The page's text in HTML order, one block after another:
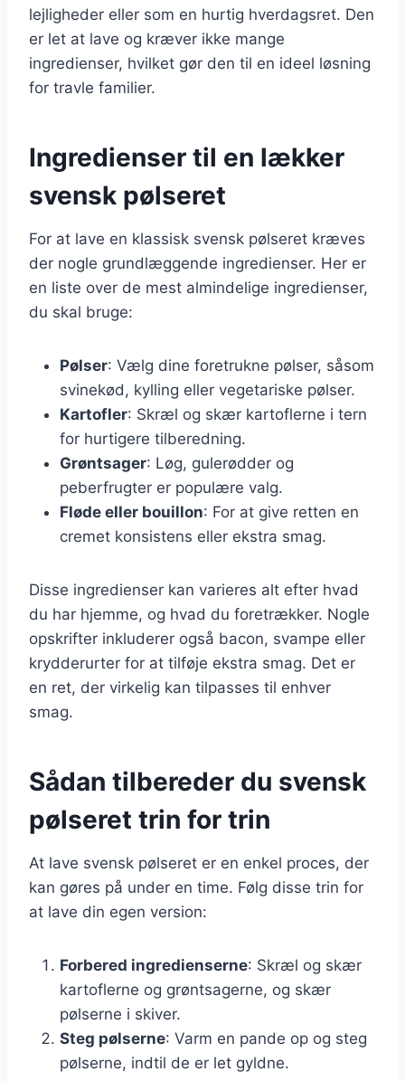
lejligheder eller som en hurtig hverdagsret. Den
er let at lave og kræver ikke mange
ingredienser, hvilket gør den til en ideel løsning
for travle familier.
Ingredienser til en lækker
svensk pølseret
For at lave en klassisk svensk pølseret kræves
der nogle grundlæggende ingredienser. Her er
en liste over de mest almindelige ingredienser,
du skal bruge:
Pølser: Vælg dine foretrukne pølser, såsom
svinekød, kylling eller vegetariske pølser.
Kartofler: Skræl og skær kartoflerne i tern
for hurtigere tilberedning.
Grøntsager: Løg, gulerødder og
peberfrugter er populære valg.
Fløde eller bouillon: For at give retten en
cremet konsistens eller ekstra smag.
Disse ingredienser kan varieres alt efter hvad
du har hjemme, og hvad du foretrækker. Nogle
opskrifter inkluderer også bacon, svampe eller
krydderurter for at tilføje ekstra smag. Det er
en ret, der virkelig kan tilpasses til enhver
smag.
Sådan tilbereder du svensk
pølseret trin for trin
At lave svensk pølseret er en enkel proces, der
kan gøres på under en time. Følg disse trin for
at lave din egen version:
Forbered ingredienserne: Skræl og skær
kartoflerne og grøntsagerne, og skær
pølserne i skiver.
Steg pølserne: Varm en pande op og steg
pølserne, indtil de er let gyldne.